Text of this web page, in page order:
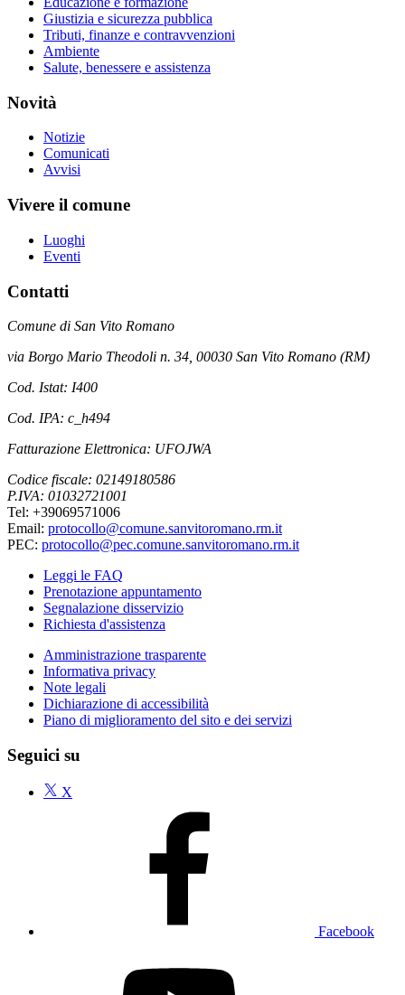
Giustizia e sicurezza pubblica
Tributi, finanze e contravvenzioni
Ambiente
Salute, benessere e assistenza
Novità
Notizie
Comunicati
Avvisi
Vivere il comune
Luoghi
Eventi
Contatti
Comune di San Vito Romano
via Borgo Mario Theodoli n. 34, 00030 San Vito Romano (RM)
Cod. Istat: I400
Cod. IPA: c_h494
Fatturazione Elettronica: UFOJWA
Codice fiscale: 02149180586
P.IVA: 01032721001
Tel: +39069571006
Email: protocollo@comune.sanvitoromano.rm.it
PEC: protocollo@pec.comune.sanvitoromano.rm.it
Leggi le FAQ
Prenotazione appuntamento
Segnalazione disservizio
Richiesta d'assistenza
Amministrazione trasparente
Informativa privacy
Note legali
Dichiarazione di accessibilità
Piano di miglioramento del sito e dei servizi
Seguici su
X
Facebook